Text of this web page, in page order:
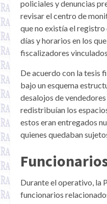
policiales y denuncias
revisar el centro de
que no existía el
días y horarios en los
fiscalizadores
De acuerdo con la tesis
bajo un esquema
desalojos de
redistribuían los
estos eran entregados
quienes quedaban
Durante el operativo, la
funcionarios